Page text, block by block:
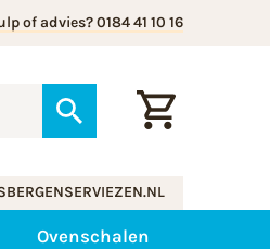
of advies? 0184 41 10 16
Ovenschalen